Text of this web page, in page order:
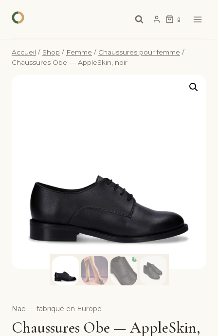
0
Accueil / Shop / Femme / Chaussures pour femme /
Chaussures Obe — AppleSkin, noir
Nae — fabriqué en Europe
Chaussures Obe — AppleSkin,